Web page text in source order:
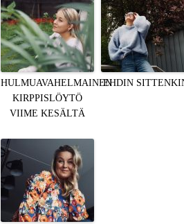
HULMUAVAHELMAINEN
KIRPPISLÖYTÖ
VIIME KESÄLTÄ
EHDIN